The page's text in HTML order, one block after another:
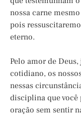
nossa carne
pois
eterno.
Pelo amor de
cotidiano, os
nessas
disciplina que você
oração sem sentir